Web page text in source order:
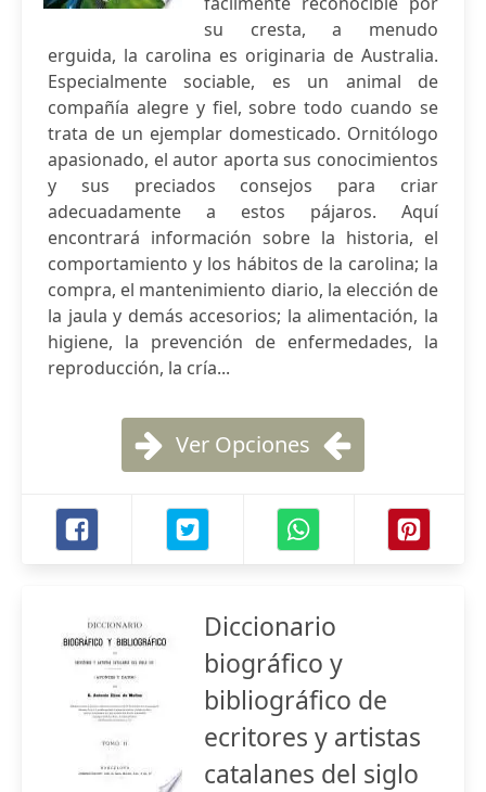
su cresta, a menudo
erguida, la carolina es originaria de Australia.
Especialmente sociable, es un animal de
compañía alegre y fiel, sobre todo cuando se
trata de un ejemplar domesticado. Ornitólogo
apasionado, el autor aporta sus conocimientos
y sus preciados consejos para criar
adecuadamente a estos pájaros. Aquí
encontrará información sobre la historia, el
comportamiento y los hábitos de la carolina; la
compra, el mantenimiento diario, la elección de
la jaula y demás accesorios; la alimentación, la
higiene, la prevención de enfermedades, la
reproducción, la cría...
Ver Opciones
Diccionario
biográfico y
bibliográfico de
ecritores y artistas
catalanes del siglo